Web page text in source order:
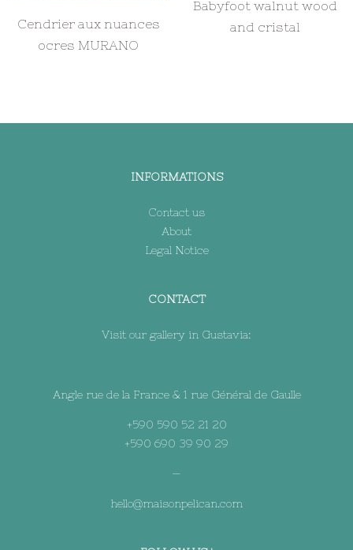
Cendrier aux nuances
ocres MURANO
Babyfoot walnut wood
and cristal
INFORMATIONS
Contact us
About
Legal Notice
CONTACT
Visit our gallery in Gustavia:
Angle rue de la France & 1 rue Général de Gaulle
+590 590 52 21 20
+590 690 39 90 29
—
hello@maisonpelican.com